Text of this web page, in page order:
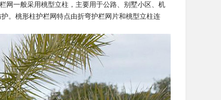
网一般采用桃型立柱，主要用于公路、别墅小区、机
。桃形柱护栏网特点由折弯护栏网片和桃型立柱连